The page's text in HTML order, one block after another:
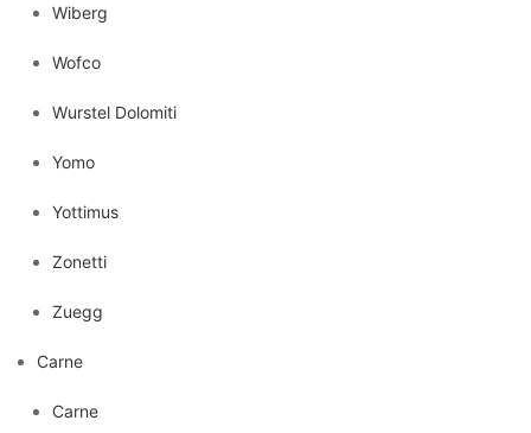
Wiberg
Wofco
Wurstel Dolomiti
Yomo
Yottimus
Zonetti
Zuegg
Carne
Carne